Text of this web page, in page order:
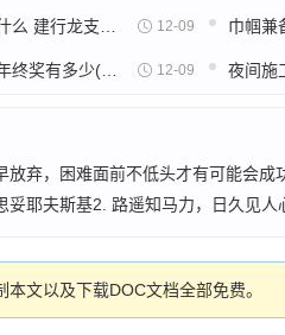
12-09 巾帼兼
12-09
弃，困难面前不低头才有可能会
耶夫斯基2. 路遥知马力，日久见人
文以及下载DOC文档全部免费。